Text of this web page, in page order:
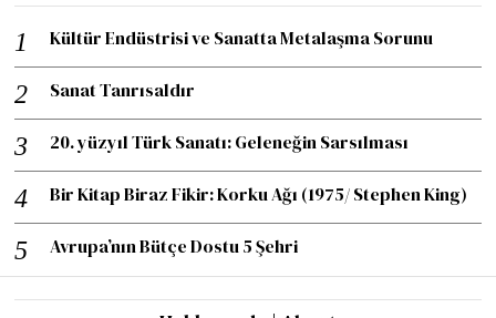
Kültür Endüstrisi ve Sanatta Metalaşma Sorunu
Sanat Tanrısaldır
20. yüzyıl Türk Sanatı: Geleneğin Sarsılması
Bir Kitap Biraz Fikir: Korku Ağı (1975/ Stephen King)
Avrupa’nın Bütçe Dostu 5 Şehri